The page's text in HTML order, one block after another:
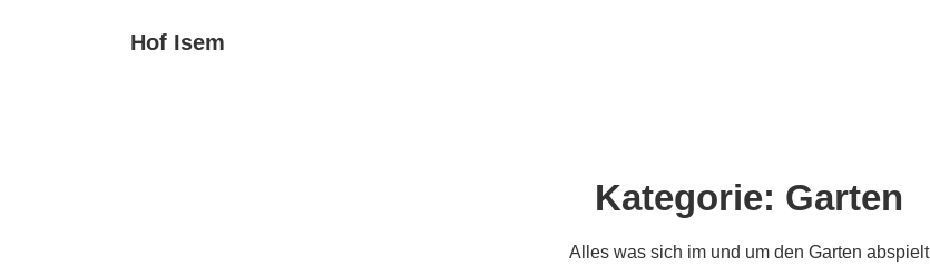
Hof Isem
Kategorie: Garten
Alles was sich im und um den Garten abspielt